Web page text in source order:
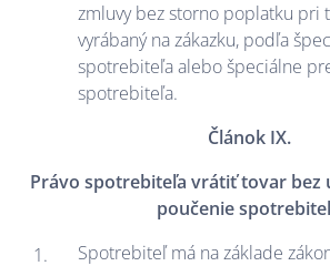
zmluvy bez storno poplatku pri
vyrábaný na zákazku, podľa
spotrebiteľa alebo špeciálne
spotrebiteľa.
Článok IX.
Právo spotrebiteľa vrátiť tovar bez
poučenie
Spotrebiteľ má na základe